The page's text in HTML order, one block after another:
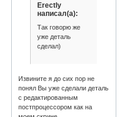
Erectly
написал(а):
Так говорю же
уже деталь
сделал)
Извините я до сих пор не
понял Вы уже сделали деталь
с редактированным
постпроцессором как на